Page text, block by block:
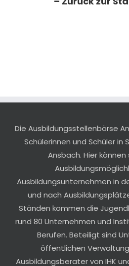
Die Ausbildungsstellenbörse
Schülerinnen und Schüler in
Ansbach. Hier
Ausbildungsunternehmen in
und nach
Ständen kommen die
rund 80 Unternehmen und
Berufen. Beteiligt sind
öffentlichen
Ausbildungsberater von IHK